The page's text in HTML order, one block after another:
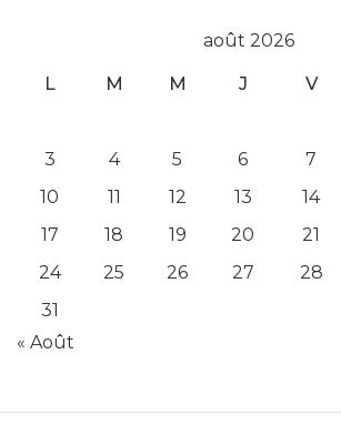
août 2026
L M M J V
3
4 5 6 7
10
11 12 13 14
17
18 19 20 21
24
25 26 27 28
31
« Août